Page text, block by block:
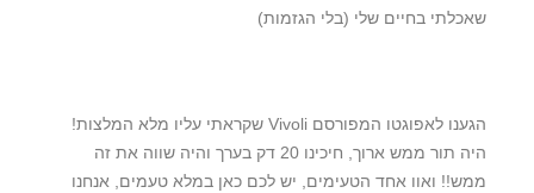
שאכלתי בחיים שלי (בלי הגזמות)
הגענו לאפוגטו המפורסם Vivoli שקראתי עליו מלא המלצות!
היה תור ממש ארוך, חיכינו 20 דק בערך והיה שווה את זה
ממש!! ואוו אחד הטעימים, יש לכם כאן במלא טעמים, אנחנו